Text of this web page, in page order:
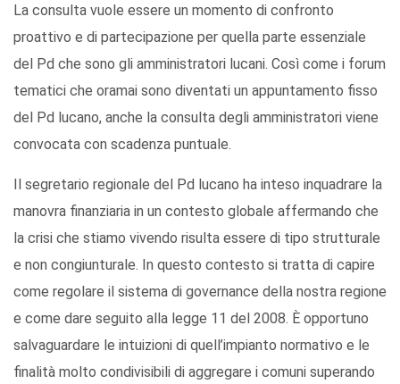
La consulta vuole essere un momento di confronto
proattivo e di partecipazione per quella parte essenziale
del Pd che sono gli amministratori lucani. Così come i forum
tematici che oramai sono diventati un appuntamento fisso
del Pd lucano, anche la consulta degli amministratori viene
convocata con scadenza puntuale.
Il segretario regionale del Pd lucano ha inteso inquadrare la
manovra finanziaria in un contesto globale affermando che
la crisi che stiamo vivendo risulta essere di tipo strutturale
e non congiunturale. In questo contesto si tratta di capire
come regolare il sistema di governance della nostra regione
e come dare seguito alla legge 11 del 2008. È opportuno
salvaguardare le intuizioni di quell’impianto normativo e le
finalità molto condivisibili di aggregare i comuni superando